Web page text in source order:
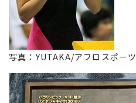
写真：YUTAKA/アフロスポーツ